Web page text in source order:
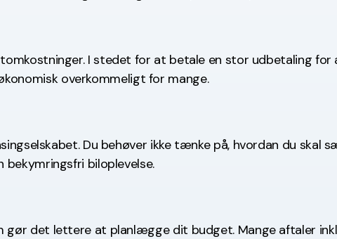
I stedet for at betale en stor udbetaling for
overkommeligt for mange.
Du behøver ikke tænke på, hvordan du skal
biloplevelse.
gør det lettere at planlægge dit budget. Mange aftaler